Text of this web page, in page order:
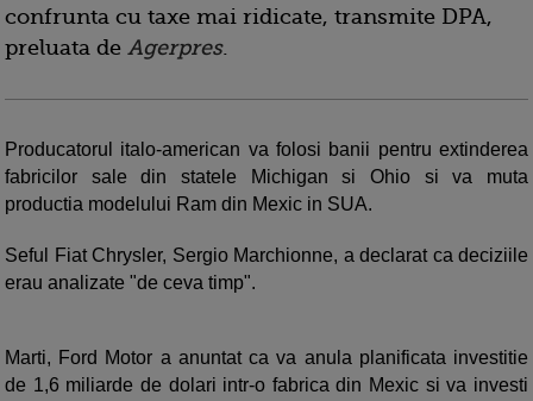
confrunta cu taxe mai ridicate, transmite DPA,
preluata de Agerpres.
Producatorul italo-american va folosi banii pentru extinderea
fabricilor sale din statele Michigan si Ohio si va muta
productia modelului Ram din Mexic in SUA.
Seful Fiat Chrysler, Sergio Marchionne, a declarat ca deciziile
erau analizate "de ceva timp".
Marti, Ford Motor a anuntat ca va anula planificata investitie
de 1,6 miliarde de dolari intr-o fabrica din Mexic si va investi